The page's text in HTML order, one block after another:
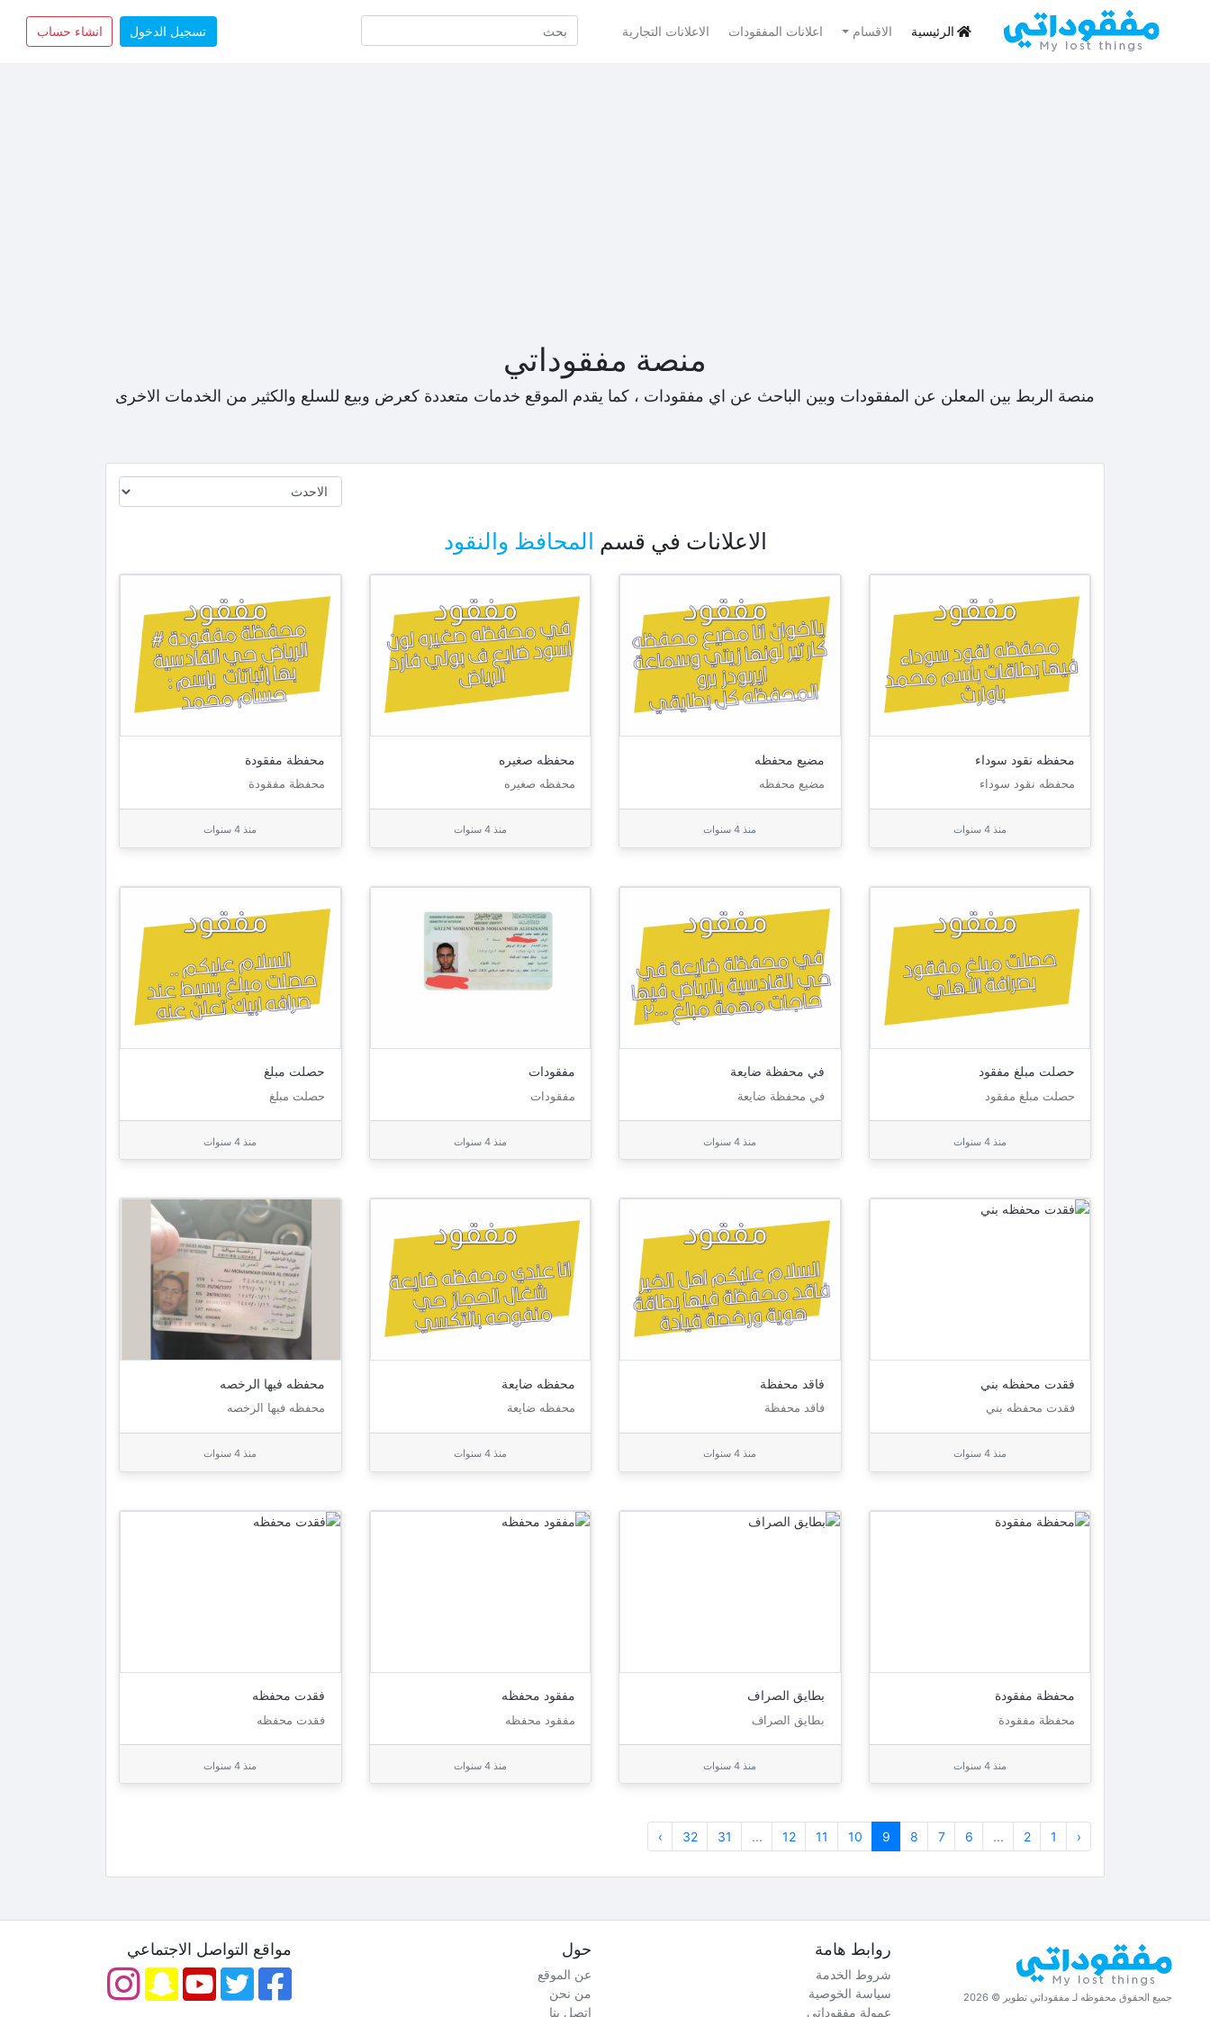
الرئيسية الاقسام اعلانات المفقودات الاعلانات التجارية تسجيل الدخول انشاء حساب
منصة مفقوداتي
منصة الربط بين المعلن عن المفقودات وبين الباحث عن اي مفقودات ، كما يقدم الموقع خدمات متعددة كعرض وبيع للسلع والكثير من الخدمات الاخرى
الاعلانات في قسم المحافظ والنقود
محفظه نقود سوداء
محفظه نقود سوداء
منذ 4 سنوات
مضيع محفظه
مضيع محفظه
منذ 4 سنوات
محفظه صغيره
محفظه صغيره
منذ 4 سنوات
محفظة مفقودة
محفظة مفقودة
منذ 4 سنوات
حصلت مبلغ مفقود
حصلت مبلغ مفقود
منذ 4 سنوات
في محفظة ضايعة
في محفظة ضايعة
منذ 4 سنوات
مفقودات
مفقودات
منذ 4 سنوات
حصلت مبلغ
حصلت مبلغ
منذ 4 سنوات
فقدت محفظه بني
فقدت محفظه بني
منذ 4 سنوات
فاقد محفظة
فاقد محفظة
منذ 4 سنوات
محفظه ضايعة
محفظه ضايعة
منذ 4 سنوات
محفظه فيها الرخصه
محفظه فيها الرخصه
منذ 4 سنوات
محفظة مفقودة
محفظة مفقودة
منذ 4 سنوات
بطايق الصراف
بطايق الصراف
منذ 4 سنوات
مفقود محفظه
مفقود محفظه
منذ 4 سنوات
فقدت محفظه
فقدت محفظه
منذ 4 سنوات
‹
1
2
...
6
7
8
9
10
11
12
...
31
32
›
جميع الحقوق محفوظه لـ مفقوداتي تطوير © 2026
روابط هامة
شروط الخدمة
سياسة الخوصية
عمولة مفقوداتي
حول
عن الموقع
من نحن
اتصل بنا
مواقع التواصل الاجتماعي